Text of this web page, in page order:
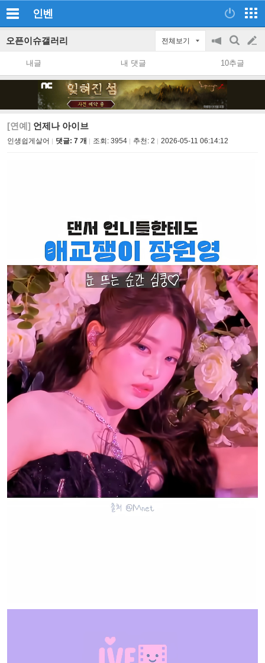
인벤
오픈이슈갤러리 전체보기
공
지
on/off
검
색
글
쓰
내글 내 댓글 10추글
[연예] 언제나 아이브
인생쉽게살어 댓글: 7 개 조회: 3954 추천: 2 2026-05-11 06:14:12